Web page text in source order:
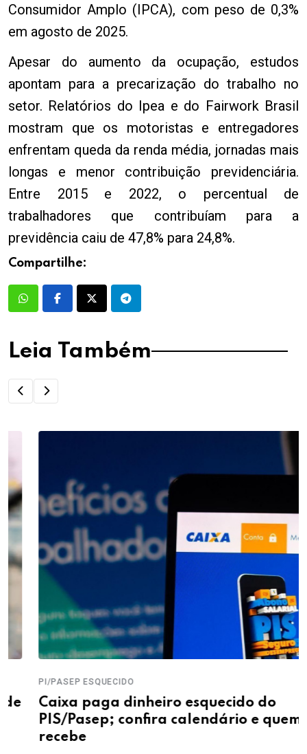
Consumidor Amplo (IPCA), com peso de 0,3%
em agosto de 2025.
Apesar do aumento da ocupação, estudos
apontam para a precarização do trabalho no
setor. Relatórios do Ipea e do Fairwork Brasil
mostram que os motoristas e entregadores
enfrentam queda da renda média, jornadas mais
longas e menor contribuição previdenciária.
Entre 2015 e 2022, o percentual de
trabalhadores que contribuíam para a
previdência caiu de 47,8% para 24,8%.
Compartilhe:
Leia Também
PI/PASEP ESQUECIDO
Caixa paga dinheiro esquecido do
PIS/Pasep; confira calendário e quem
recebe